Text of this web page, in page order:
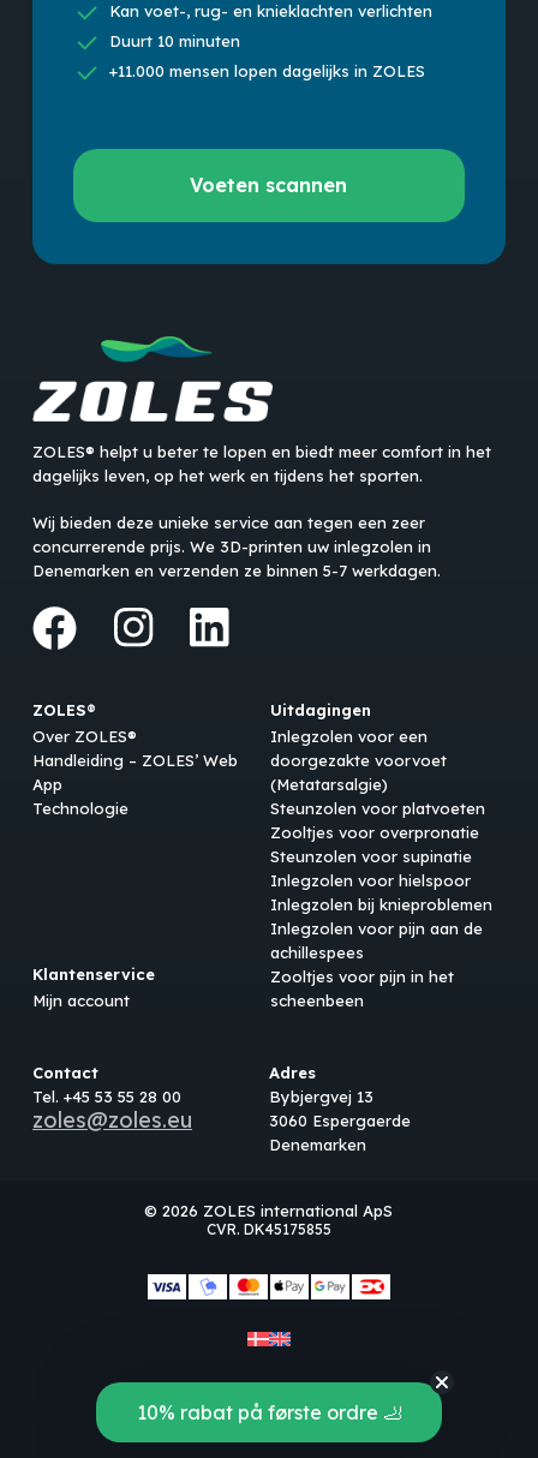
Afrekenen
Kan voet-, rug- en knieklachten verlichten
Duurt 10 minuten
+11.000 mensen lopen dagelijks in ZOLES
scannen
Voeten scannen
ZOLES® helpt u beter te lopen en biedt meer comfort in het
dagelijks leven, op het werk en tijdens het sporten.
Wij bieden deze unieke service aan tegen een zeer
concurrerende prijs. We 3D-printen uw inlegzolen in
Denemarken en verzenden ze binnen 5-7 werkdagen.
ZOLES®
Over ZOLES®
Handleiding – ZOLES’ Web
App
Technologie
Klantenservice
Mijn account
Uitdagingen
Inlegzolen voor een
doorgezakte voorvoet
(Metatarsalgie)
Steunzolen voor platvoeten
Zooltjes voor overpronatie
Steunzolen voor supinatie
Inlegzolen voor hielspoor
Inlegzolen bij knieproblemen
Inlegzolen voor pijn aan de
achillespees
Zooltjes voor pijn in het
scheenbeen
Contact
Tel. +45 53 55 28 00
zoles@zoles.eu
Adres
Bybjergvej 13
3060 Espergaerde
Denemarken
© 2026 ZOLES international ApS
CVR. DK45175855
10% rabat på første ordre 🦶